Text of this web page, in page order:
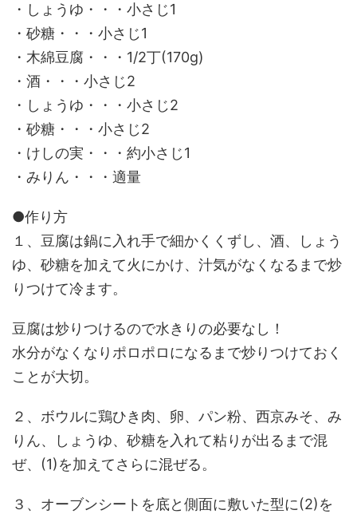
・しょうゆ・・・小さじ1
・砂糖・・・小さじ1
・木綿豆腐・・・1/2丁(170g)
・酒・・・小さじ2
・しょうゆ・・・小さじ2
・砂糖・・・小さじ2
・けしの実・・・約小さじ1
・みりん・・・適量
●作り方
１、豆腐は鍋に入れ手で細かくくずし、酒、しょう
ゆ、砂糖を加えて火にかけ、汁気がなくなるまで炒
りつけて冷ます。
豆腐は炒りつけるので水きりの必要なし！
水分がなくなりポロポロになるまで炒りつけておく
ことが大切。
２、ボウルに鶏ひき肉、卵、パン粉、西京みそ、み
りん、しょうゆ、砂糖を入れて粘りが出るまで混
ぜ、(1)を加えてさらに混ぜる。
３、オーブンシートを底と側面に敷いた型に(2)を